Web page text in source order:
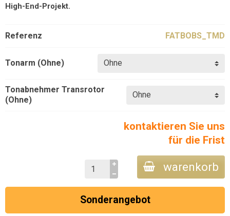
High-End-Projekt.
Referenz FATBOBS_TMD
Tonarm (Ohne)
Tonabnehmer Transrotor
(Ohne)
kontaktieren Sie uns
für die Frist
warenkorb
Sonderangebot